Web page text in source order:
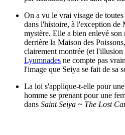
On a vu le vrai visage de
dans l'histoire, à l'exception de
mystère. Elle a bien enlevé
derrière la Maison des
clairement montrée (et l'illusion
Lyumnades ne compte pas
l'image que Seiya se fait de sa
La loi s'applique-t-elle pour
homme se prenant pour une
dans Saint Seiya ~ The Lost